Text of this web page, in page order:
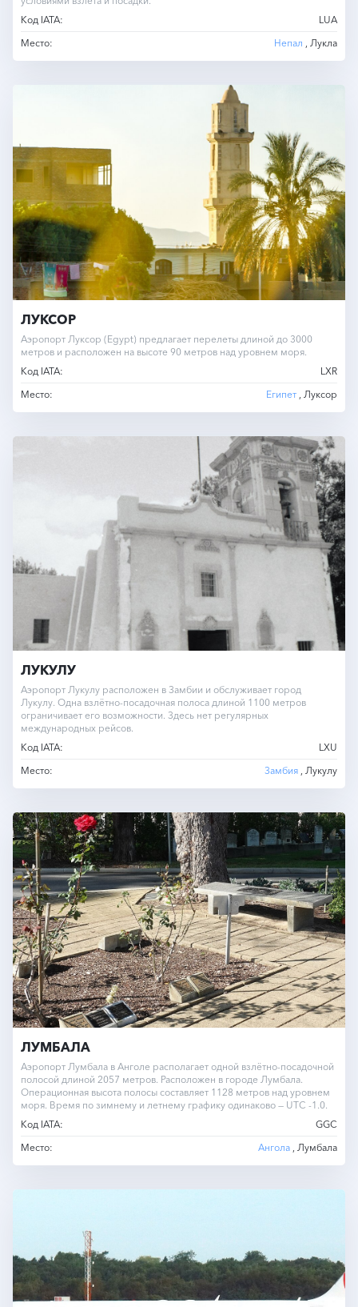
Код IATA:
LUA
Место:
Непал , Лукла
ЛУКСОР
Аэропорт Луксор (Egypt) предлагает перелеты длиной до 3000
метров и расположен на высоте 90 метров над уровнем моря.
Код IATA:
LXR
Место:
Египет , Луксор
ЛУКУЛУ
Аэропорт Лукулу расположен в Замбии и обслуживает город
Лукулу. Одна взлётно-посадочная полоса длиной 1100 метров
ограничивает его возможности. Здесь нет регулярных
международных рейсов.
Код IATA:
LXU
Место:
Замбия , Лукулу
ЛУМБАЛА
Аэропорт Лумбала в Анголе располагает одной взлётно-посадочной
полосой длиной 2057 метров. Расположен в городе Лумбала.
Операционная высота полосы составляет 1128 метров над уровнем
моря. Время по зимнему и летнему графику одинаково — UTC -1.0.
Код IATA:
GGC
Место:
Ангола , Лумбала